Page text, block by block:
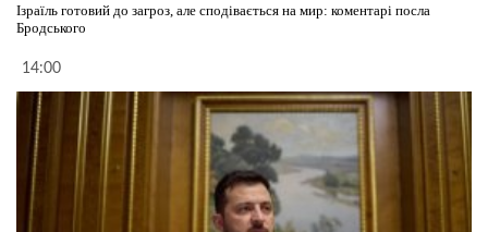
Ізраїль готовий до загроз, але сподівається на мир: коментарі посла
Бродського
14:00